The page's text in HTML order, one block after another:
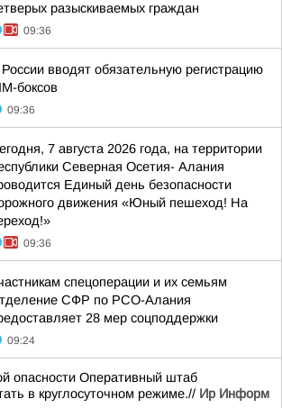
разыскиваемых граждан
09:36
вводят обязательную регистрацию
боксов
09:36
7 августа 2026 года, на территории
Северная Осетия- Алания
Единый день безопасности
движения «Юный пешеход! На
09:36
спецоперации и их семьям
СФР по РСО-Алания
28 мер соцподдержки
09:24
опасности Оперативный штаб
в круглосуточном режиме.// Ир Информ